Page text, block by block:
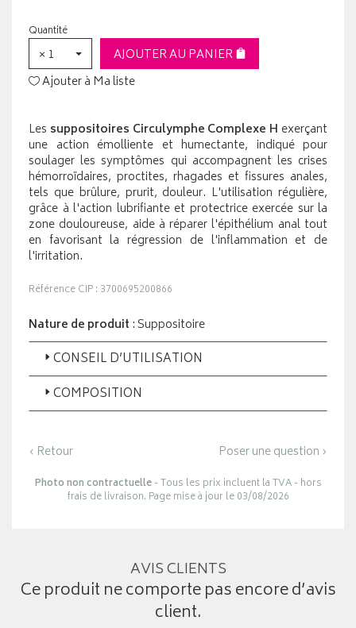
Quantité
× 1
AJOUTER AU PANIER
Ajouter à Ma liste
Les suppositoires Circulymphe Complexe H exerçant
une action émolliente et humectante, indiqué pour
soulager les symptômes qui accompagnent les crises
hémorroïdaires, proctites, rhagades et fissures anales,
tels que brûlure, prurit, douleur. L'utilisation régulière,
grâce à l'action lubrifiante et protectrice exercée sur la
zone douloureuse, aide à réparer l'épithélium anal tout
en favorisant la régression de l'inflammation et de
l'irritation.
Référence CIP : 3700695200866
Nature de produit : Suppositoire
CONSEIL D’UTILISATION
COMPOSITION
‹ Retour Poser une question ›
Photo non contractuelle- Tous les prix incluent la TVA - hors
frais de livraison. Page mise à jour le 03/08/2026
AVIS CLIENTS
Ce produit ne comporte pas encore d’avis
client.